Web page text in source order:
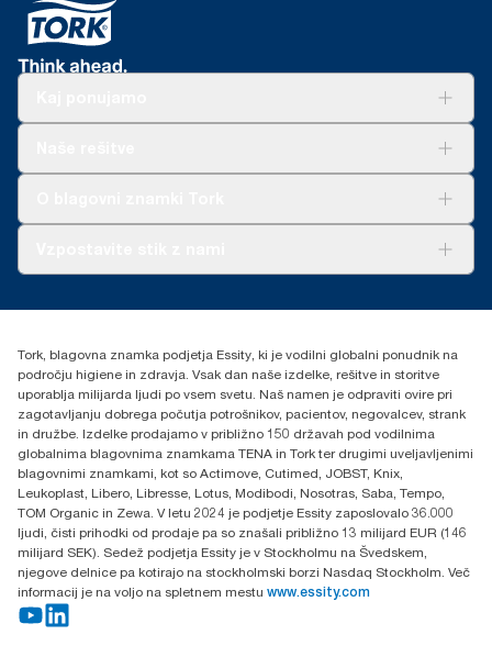
Essity Hungary Kft. Professional Hygiene
Budakeszi út 51.
Tork, blagovna znamka podjetja Essity, ki je vodilni globalni ponudnik na
področju higiene in zdravja. Vsak dan naše izdelke, rešitve in storitve
uporablja milijarda ljudi po vsem svetu. Naš namen je odpraviti ovire pri
zagotavljanju dobrega počutja potrošnikov, pacientov, negovalcev, strank
in družbe. Izdelke prodajamo v približno 150 državah pod vodilnima
globalnima blagovnima znamkama TENA in Tork ter drugimi uveljavljenimi
blagovnimi znamkami, kot so Actimove, Cutimed, JOBST, Knix,
Leukoplast, Libero, Libresse, Lotus, Modibodi, Nosotras, Saba, Tempo,
TOM Organic in Zewa. V letu 2024 je podjetje Essity zaposlovalo 36.000
ljudi, čisti prihodki od prodaje pa so znašali približno 13 milijard EUR (146
milijard SEK). Sedež podjetja Essity je v Stockholmu na Švedskem,
njegove delnice pa kotirajo na stockholmski borzi Nasdaq Stockholm. Več
informacij je na voljo na spletnem mestu www.essity.com